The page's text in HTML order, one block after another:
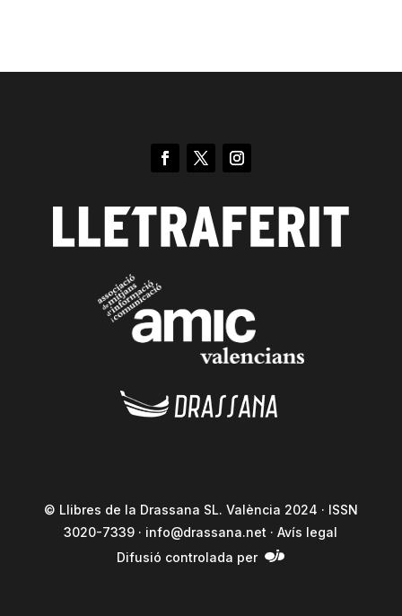
© Llibres de la Drassana SL. València 2024 · ISSN
3020-7339 · info@drassana.net ·Avís legal
Difusió controlada per